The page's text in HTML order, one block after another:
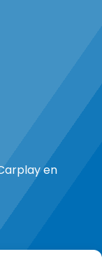
en